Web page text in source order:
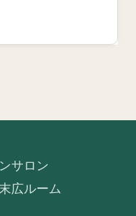
サロン
広ルーム